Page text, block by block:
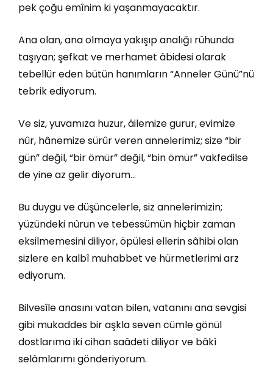
pek çoğu emînim ki yaşanmayacaktır.
Ana olan, ana olmaya yakışıp analığı rûhunda
taşıyan; şefkat ve merhamet âbidesi olarak
tebellür eden bütün hanımların “Anneler Günü”nü
tebrik ediyorum.
Ve siz, yuvamıza huzur, âilemize gurur, evimize
nûr, hânemize sürûr veren annelerimiz; size “bir
gün” değil, “bir ömür” değil, “bin ömür” vakfedilse
de yine az gelir diyorum…
Bu duygu ve düşüncelerle, siz annelerimizin;
yüzündeki nûrun ve tebessümün hiçbir zaman
eksilmemesini diliyor, öpülesi ellerin sâhibi olan
sizlere en kalbî muhabbet ve hürmetlerimi arz
ediyorum.
Bilvesîle anasını vatan bilen, vatanını ana sevgisi
gibi mukaddes bir aşkla seven cümle gönül
dostlarıma iki cihan saâdeti diliyor ve bâkî
selâmlarımı gönderiyorum.